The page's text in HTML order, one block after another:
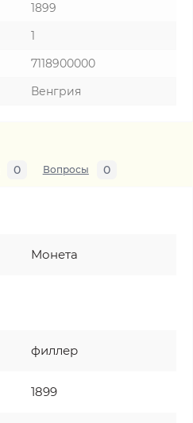
1899
1
7118900000
Венгрия
0 Вопросы 0
Монета
филлер
1899